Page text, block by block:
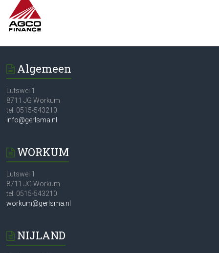
Algemeen
Lutswei 1
8711 JG Workum
tel: 0515-543210
info@gerlsma.nl
WORKUM
Lutswei 1
8711 JG Workum
tel: 0515-543210
workum@gerlsma.nl
NIJLAND